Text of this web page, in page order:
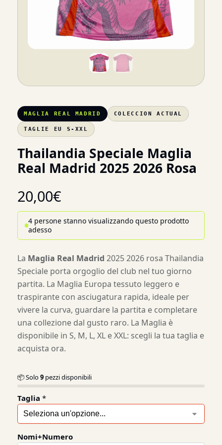
MAGLIA REAL MADRID COLECCION ACTUAL
TAGLIE EU S-XXL
Thailandia Speciale Maglia
Real Madrid 2025 2026 Rosa
20,00€
4 persone stanno visualizzando questo prodotto
adesso
La Maglia Real Madrid 2025 2026 rosa Thailandia
Speciale porta orgoglio del club nel tuo giorno
partita. La Maglia Europa tessuto leggero e
traspirante con asciugatura rapida, ideale per
vivere la curva, guardare la partita e completare
una collezione dal gusto raro. La Maglia è
disponibile in S, M, L, XL e XXL: scegli la tua taglia e
acquista ora.
📦 Solo9 pezzi disponibili
Taglia *
Nomi+Numero